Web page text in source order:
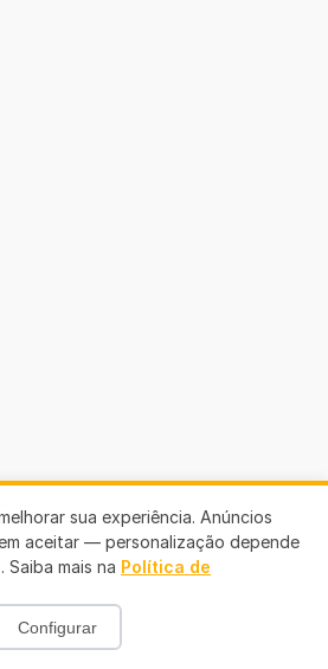
sua experiência. Anúncios
aceitar — personalização depende
mais na Política de
Configurar